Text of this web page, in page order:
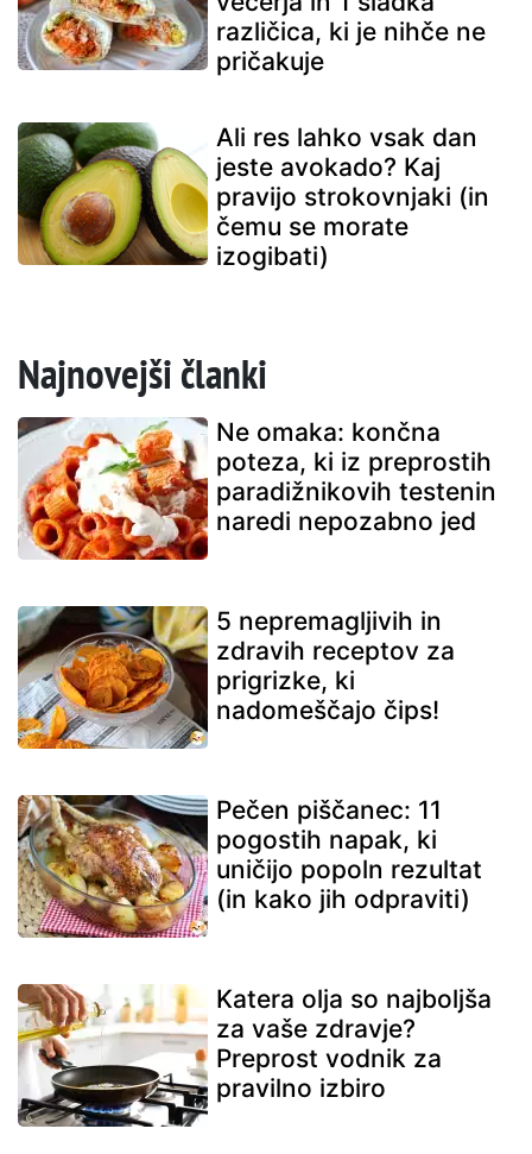
različica, ki je nihče ne
pričakuje
Ali res lahko vsak dan
jeste avokado? Kaj
pravijo strokovnjaki (in
čemu se morate
izogibati)
Najnovejši članki
Ne omaka: končna
poteza, ki iz preprostih
paradižnikovih testenin
naredi nepozabno jed
5 nepremagljivih in
zdravih receptov za
prigrizke, ki
nadomeščajo čips!
Pečen piščanec: 11
pogostih napak, ki
uničijo popoln rezultat
(in kako jih odpraviti)
Katera olja so najboljša
za vaše zdravje?
Preprost vodnik za
pravilno izbiro